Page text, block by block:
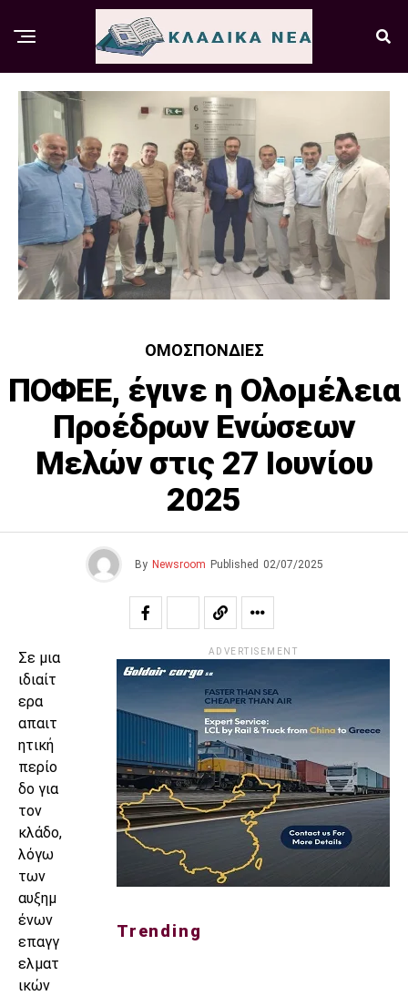
ΟΜΟΣΠΟΝΔΊΕΣ
ΠΟΦΕΕ, έγινε η Ολομέλεια
Προέδρων Ενώσεων
Μελών στις 27 Ιουνίου
2025
By Newsroom Published 02/07/2025
Σε μια
ιδιαίτ
ερα
απαιτ
ητική
περίο
δο για
τον
κλάδο,
λόγω
των
αυξημ
ένων
επαγγ
ελματ
ικών
ADVERTISEMENT
Trending